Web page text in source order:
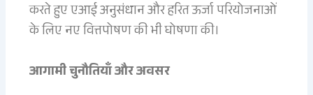
करते हुए एआई अनुसंधान और हरित ऊर्जा परियोजनाओं
के लिए नए वित्तपोषण की भी घोषणा की।
आगामी चुनौतियाँ और अवसर